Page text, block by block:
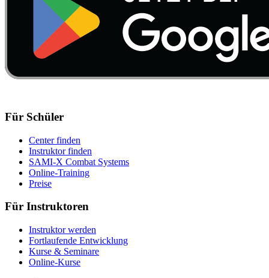
Für Schüler
Center finden
Instruktor finden
SAMI-X Combat Systems
Online-Training
Preise
Für Instruktoren
Instruktor werden
Fortlaufende Entwicklung
Kurse & Seminare
Online-Kurse